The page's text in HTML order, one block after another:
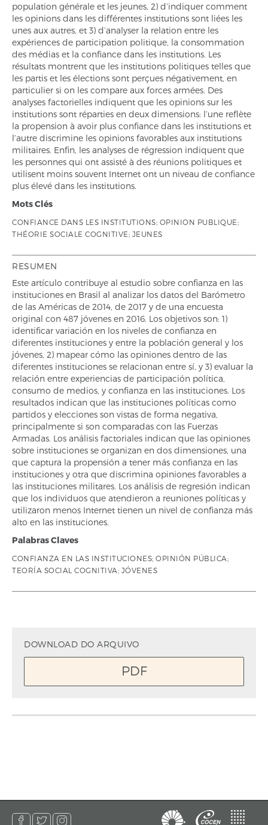
population générale et les jeunes, 2) d’indiquer comment
les opinions dans les différentes institutions sont liées les
unes aux autres, et 3) d’analyser la relation entre les
expériences de participation politique, la consommation
des médias et la confiance dans les institutions. Les
résultats montrent que les institutions politiques telles que
les partis et les élections sont perçues négativement, en
particulier si on les compare aux forces armées. Des
analyses factorielles indiquent que les opinions sur les
institutions sont réparties en deux dimensions: l’une reflète
la propension à avoir plus confiance dans les institutions et
l’autre discrimine les opinions favorables aux institutions
militaires. Enfin, les analyses de régression indiquent que
les personnes qui ont assisté à des réunions politiques et
utilisent moins souvent Internet ont un niveau de confiance
plus élevé dans les institutions.
Mots Clés
CONFIANCE DANS LES INSTITUTIONS; OPINION PUBLIQUE;
THÉORIE SOCIALE COGNITIVE; JEUNES
RESUMEN
Este artículo contribuye al estudio sobre confianza en las
instituciones en Brasil al analizar los datos del Barómetro
de las Américas de 2014, de 2017 y de una encuesta
original con 487 jóvenes en 2016. Los objetivos son: 1)
identificar variación en los niveles de confianza en
diferentes instituciones y entre la población general y los
jóvenes, 2) mapear cómo las opiniones dentro de las
diferentes instituciones se relacionan entre sí, y 3) evaluar la
relación entre experiencias de participación política,
consumo de medios, y confianza en las instituciones. Los
resultados indican que las instituciones políticas como
partidos y elecciones son vistas de forma negativa,
principalmente si son comparadas con las Fuerzas
Armadas. Los análisis factoriales indican que las opiniones
sobre instituciones se organizan en dos dimensiones, una
que captura la propensión a tener más confianza en las
instituciones y otra que discrimina opiniones favorables a
las instituciones militares. Los análisis de regresión indican
que los individuos que atendieron a reuniones políticas y
utilizaron menos Internet tienen un nivel de confianza más
alto en las instituciones.
Palabras Claves
CONFIANZA EN LAS INSTITUCIONES; OPINIÓN PÚBLICA;
TEORÍA SOCIAL COGNITIVA; JÓVENES
DOWNLOAD DO ARQUIVO
PDF